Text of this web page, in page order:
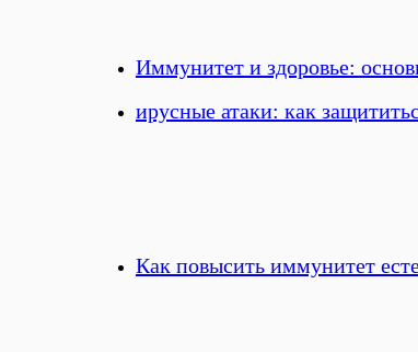
Иммунитет и здоровье:
ирусные атаки: как
Как повысить иммунитет